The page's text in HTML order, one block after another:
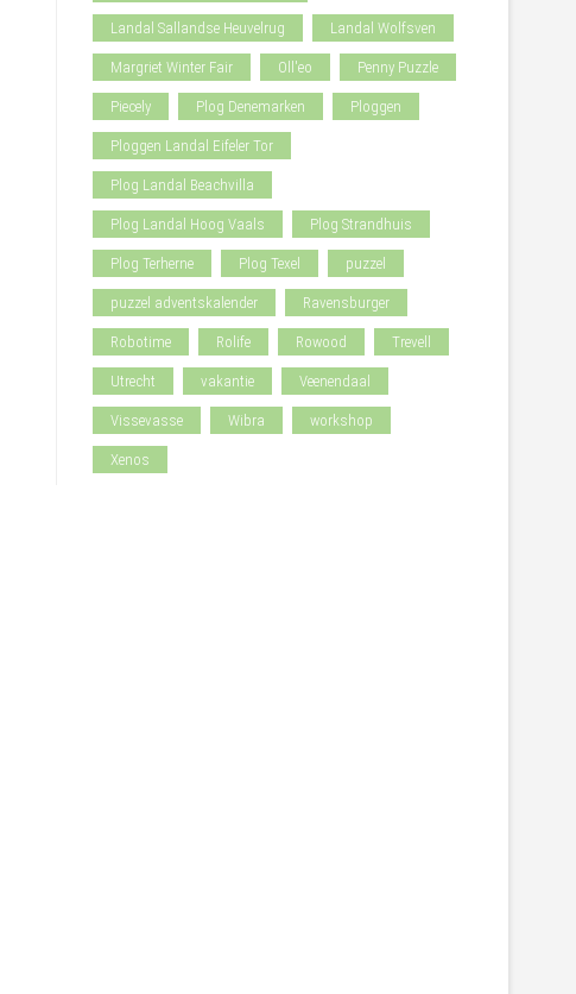
Landal Sallandse Heuvelrug Landal Wolfsven
Margriet Winter Fair Oll'eo Penny Puzzle
Piecely Plog Denemarken Ploggen
Ploggen Landal Eifeler Tor
Plog Landal Beachvilla
Plog Landal Hoog Vaals Plog Strandhuis
Plog Terherne Plog Texel puzzel
puzzel adventskalender Ravensburger
Robotime Rolife Rowood Trevell
Utrecht vakantie Veenendaal
Vissevasse Wibra workshop
Xenos